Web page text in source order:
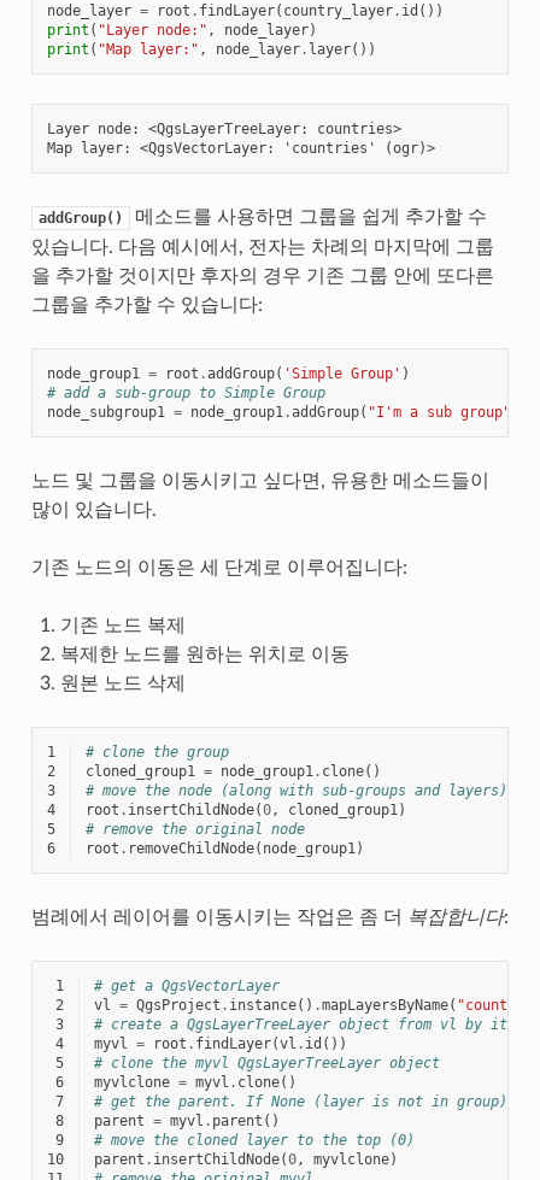
node_layer = root . findLayer( country_layer. id ())
print ( "Layer node:" , node_layer)
print ( "Map layer:" , node_layer. layer())
Layer node: <QgsLayerTreeLayer: countries>
Map layer: <QgsVectorLayer: 'countries' (ogr)>
addGroup()
메소드를 사용하면 그룹을 쉽게 추가할 수
있습니다. 다음 예시에서, 전자는 차례의 마지막에 그룹
을 추가할 것이지만 후자의 경우 기존 그룹 안에 또다른
그룹을 추가할 수 있습니다:
node_group1 = root .addGroup( 'Simple Group' )
# add a sub-group to Simple Group
node_subgroup1 = node_group1.addGroup( "I'm a sub group"
노드 및 그룹을 이동시키고 싶다면, 유용한 메소드들이
많이 있습니다.
기존 노드의 이동은 세 단계로 이루어집니다:
기존 노드 복제
복제한 노드를 원하는 위치로 이동
원본 노드 삭제
1
# clone the group
2
cloned_group1 = node_group1. clone()
3
# move the node (along with sub-groups and layers)
4
root . insertChildNode(0, cloned_group1)
5
# remove the original node
6
root . removeChildNode( node_group1)
범례에서 레이어를 이동시키는 작업은 좀 더 복잡합니다:
1
# get a QgsVectorLayer
2
vl = QgsProject . instance() .mapLayersByName(
3
# create a QgsLayerTreeLayer object from vl by its id
4
myvl = root . findLayer(vl . id ())
5
# clone the myvl QgsLayerTreeLayer object
6
myvlclone = myvl . clone()
7
# get the parent. If None (layer is not in group)
8
parent = myvl . parent ()
9
# move the cloned layer to the top (0)
10
parent . insertChildNode(0, myvlclone)